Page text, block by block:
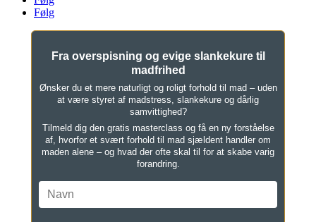
Følg
Fra overspisning og evige slankekure til
madfrihed
Ønsker du et mere naturligt og roligt forhold til mad – uden
at være styret af madstress, slankekure og dårlig
samvittighed?
Tilmeld dig den gratis masterclass og få en ny forståelse
af, hvorfor et svært forhold til mad sjældent handler om
maden alene – og hvad der ofte skal til for at skabe varig
forandring.